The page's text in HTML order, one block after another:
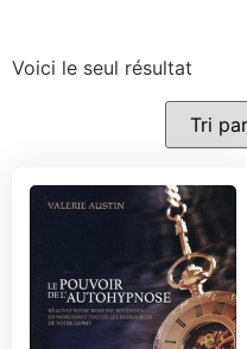
Voici le seul résultat